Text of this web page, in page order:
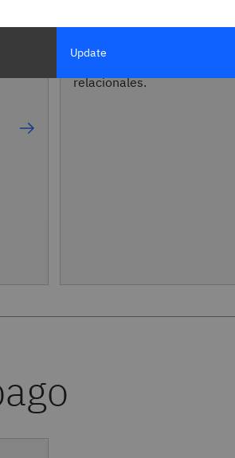
Pruebe Cognitive Class para
ofertas de bases de datos
relacionales.
Update